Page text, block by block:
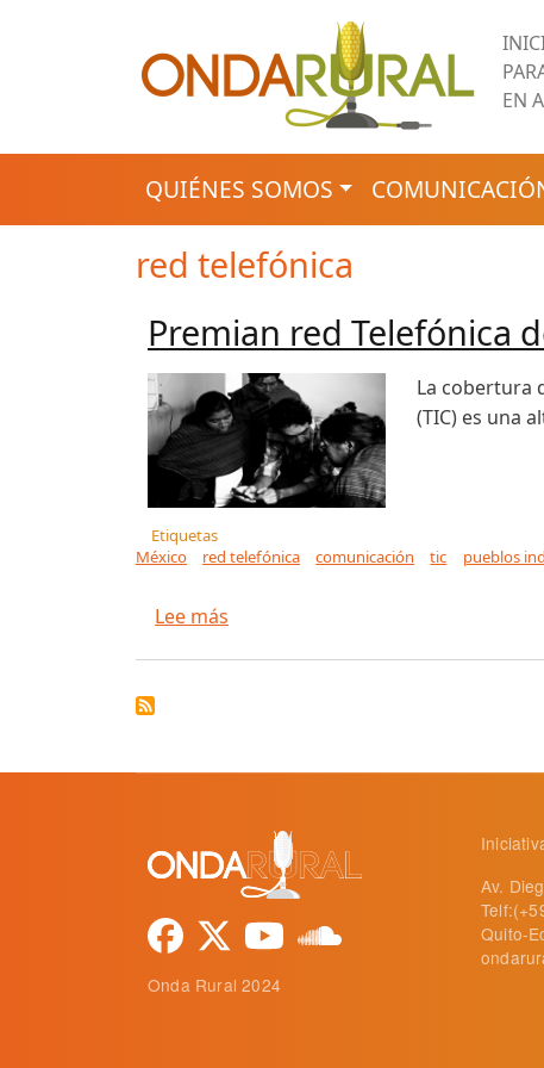
EN
NAVEGACIÓN PRINCIPAL
QUIÉNES SOMOS
red telefónica
Premian red Telefónica
La cobertura
(TIC) es una
Etiquetas
México
red telefónica comunicación tic pueblos
Lee más
Onda Rural 2024
Av.
Quito-